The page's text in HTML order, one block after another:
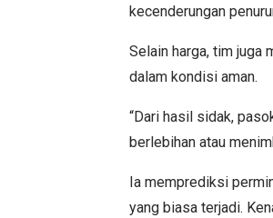
kecenderungan
Selain harga, tim juga
dalam kondisi aman.
“Dari hasil sidak,
berlebihan atau
Ia memprediksi
yang biasa terjadi.